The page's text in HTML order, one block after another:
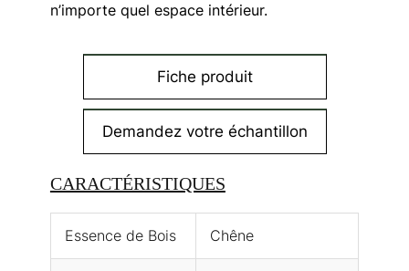
n’importe quel espace intérieur.
Fiche produit
Demandez votre échantillon
CARACTÉRISTIQUES
Essence de Bois Chêne